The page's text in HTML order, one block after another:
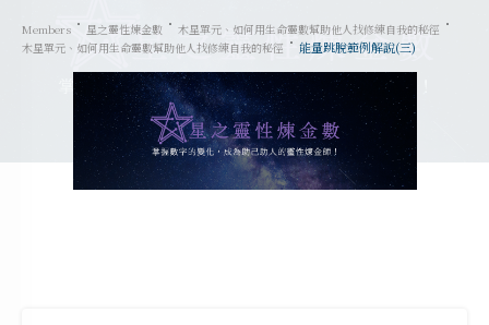
Members 星之靈性煉金數
木星單元、如何用生命靈數幫助他人找修練自我的秘徑
木星單元、如何用生命靈數幫助他人找修練自我的秘徑
能量跳脫範例解說(三)